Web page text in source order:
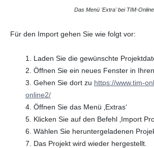
Das Menü 'Extra' bei TIM-Online
Für den Import gehen Sie wie folgt vor:
1. Laden Sie die gewünschte
2. Öffnen Sie ein neues Fenster in
3. Gehen Sie dort zu https://www.tim-
online2/
4. Öffnen Sie das Menü ‚Extras‘
5. Klicken Sie auf den Befehl ‚Import
6. Wählen Sie heruntergeladenen
7. Das Projekt wird wieder hergestellt.